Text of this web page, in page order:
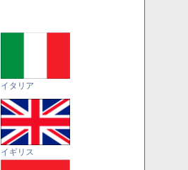
イタリア
イギリス